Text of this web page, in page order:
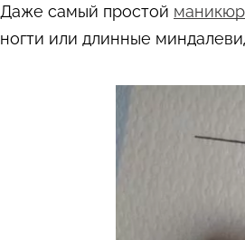
Даже самый простой маникюр
ногти или длинные